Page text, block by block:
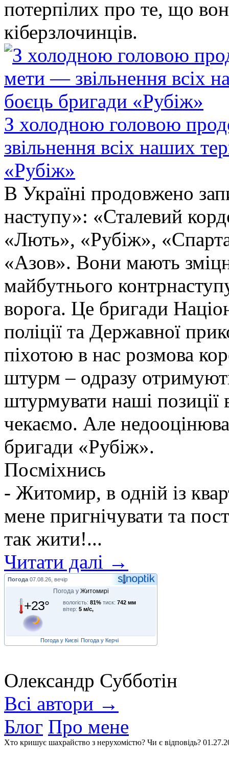
потерпілих про те, що
кіберзлочинців.
З холодною головою
звільнення всіх наших
«Рубіж»
В Україні продовжено
наступу»: «Сталевий
«Лють», «Рубіж»,
«Азов». Вони мають
майбутнього
ворога. Це бригади
поліції та Державної
піхотою в нас розмова
штурм – одразу
штурмувати наші позиції
чекаємо. Але
бригади «Рубіж».
Посміхнись
- Житомир, в одній із
мене пригнічувати та
так жити!...
Читати далі →
Погода 07.08.26, вечір
Погода у Житомирі
+23° вологість: 81% тиск: 742 мм
вітер: 5 м/с,
Погода у Києві Погода у Керчі
Олександр Субботін
Всі автори →
Блог Про мене
Хто кришує шахрайство з нерухомістю? Чи є відповідь?